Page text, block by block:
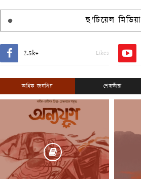
ছ'চিয়েল মিডিয়া
2.5k+ Likes
অধিক জনপ্ৰিয় শেহতীয়া